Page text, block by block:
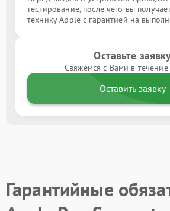
тестирование, после чего вы
технику Apple с гарантией на
Оставьте
Свяжемся с Вами в
Оставить заявку
Гарантийные